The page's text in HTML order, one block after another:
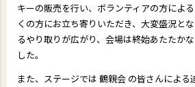
キーの販売を行い、ボランティアの方によ
くの方にお立ち寄りいただき、大変盛況と
るやり取りが広がり、会場は終始あたたか
した。
また、ステージでは 鶴親会 の皆さんによる